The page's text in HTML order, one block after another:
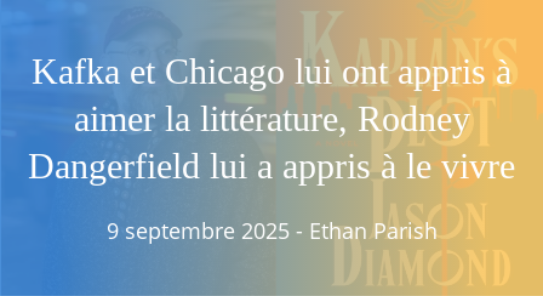
Kafka et Chicago lui ont appris à
aimer la littérature, Rodney
Dangerfield lui a appris à le vivre
9 septembre 2025 - Ethan Parish